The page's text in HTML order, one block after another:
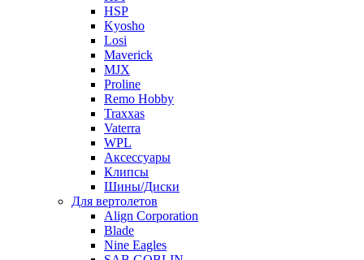
HSP
Kyosho
Losi
Maverick
MJX
Proline
Remo Hobby
Traxxas
Vaterra
WPL
Аксессуары
Клипсы
Шины/Диски
Для вертолетов
Align Corporation
Blade
Nine Eagles